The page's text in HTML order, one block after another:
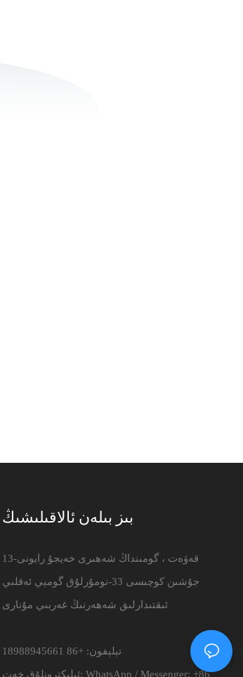
بىز بىلەن ئالاقىلىشىڭ
13-قەۋەت ، گومىنداڭ شەھىرى خەيجۇ رايونى
جۇشىن كوچىسى 33-نومۇرلۇق گومېي ئەقلىي
ئىقتىدارلىق شەھەرنىڭ غەربىي مۇنارى
تېلېفون: +86 18988945661
ئېلېكترونلۇق خەت: WhatsApp / Messenger: +86